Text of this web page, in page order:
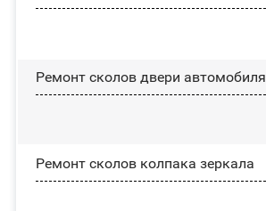
Ремонт сколов двери автомобиля
Ремонт сколов колпака зеркала